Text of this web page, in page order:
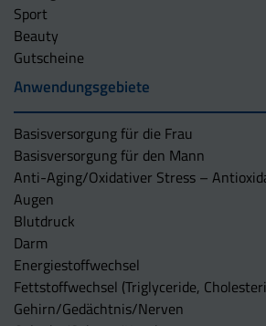
Sport
Beauty
Gutscheine
Anwendungsgebiete
Basisversorgung für die Frau
Basisversorgung für den Mann
Anti-Aging/Oxidativer Stress –
Augen
Blutdruck
Darm
Energiestoffwechsel
Fettstoffwechsel (Triglyceride,
Gehirn/Gedächtnis/Nerven